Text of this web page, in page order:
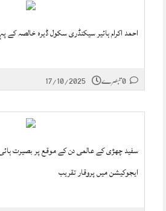
احمد اکرام ہائیر سیکنڈری سکول ڈیرہ خالصہ کے
17/10/2025
سفید چھڑی کے عالمی دن کے موقع پر بصیرت
ایجوکیشن میں پروقار تقریب